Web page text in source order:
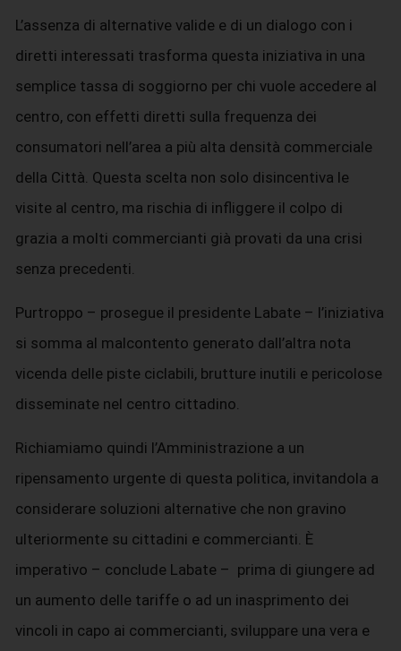
L’assenza di alternative valide e di un dialogo con i
diretti interessati trasforma questa iniziativa in una
semplice tassa di soggiorno per chi vuole accedere al
centro, con effetti diretti sulla frequenza dei
consumatori nell’area a più alta densità commerciale
della Città. Questa scelta non solo disincentiva le
visite al centro, ma rischia di infliggere il colpo di
grazia a molti commercianti già provati da una crisi
senza precedenti.
Purtroppo – prosegue il presidente Labate – l’iniziativa
si somma al malcontento generato dall’altra nota
vicenda delle piste ciclabili, brutture inutili e pericolose
disseminate nel centro cittadino.
Richiamiamo quindi l’Amministrazione a un
ripensamento urgente di questa politica, invitandola a
considerare soluzioni alternative che non gravino
ulteriormente su cittadini e commercianti. È
imperativo – conclude Labate – prima di giungere ad
un aumento delle tariffe o ad un inasprimento dei
vincoli in capo ai commercianti, sviluppare una vera e